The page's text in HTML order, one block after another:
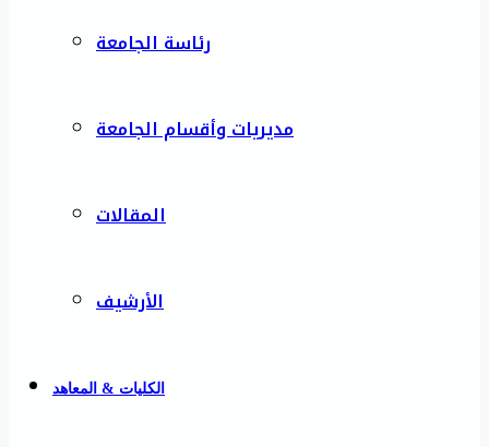
رئاسة الجامعة
مديريات وأقسام الجامعة
المقالات
الأرشيف
الكليات & المعاهد